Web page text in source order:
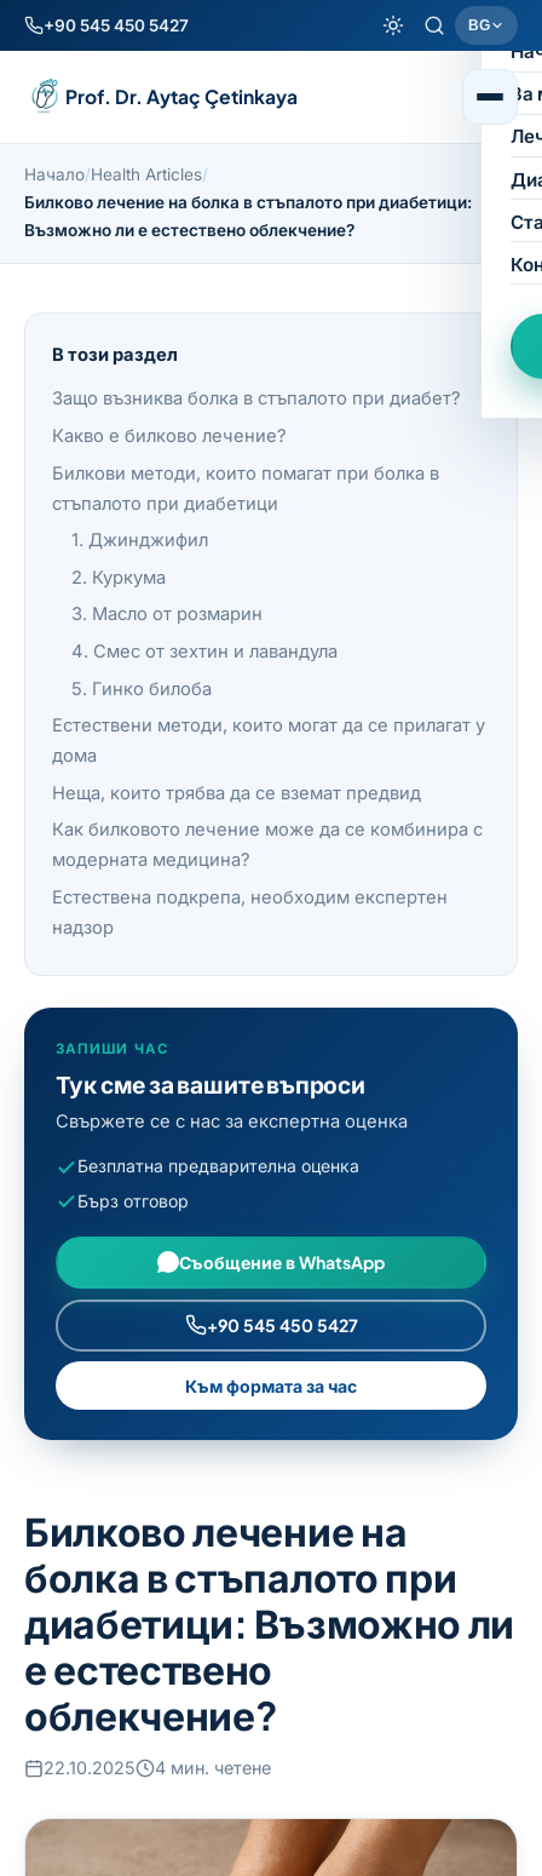
+90 545 450 5427 BG
Prof. Dr. Aytaç Çetinkaya
За
Начало/Health Articles/
Билково лечение на болка в стъпалото при диабетици:
Възможно ли е естествено облекчение?
Билково лечение на
болка в стъпалото при
диабетици: Възможно ли
е естествено
облекчение?
22.10.2025 4 мин. четене
В този раздел
Защо възниква болка в стъпалото при диабет?
Какво е билково лечение?
Билкови методи, които помагат при болка в
стъпалото при диабетици
1. Джинджифил
2. Куркума
3. Масло от розмарин
4. Смес от зехтин и лавандула
5. Гинко билоба
Естествени методи, които могат да се прилагат у
дома
Неща, които трябва да се вземат предвид
Как билковото лечение може да се комбинира с
модерната медицина?
Естествена подкрепа, необходим експертен
надзор
ЗАПИШИ ЧАС
Тук сме за вашите въпроси
Свържете се с нас за експертна оценка
Безплатна предварителна оценка
Бърз отговор
Съобщение в WhatsApp
+90 545 450 5427
Към формата за час